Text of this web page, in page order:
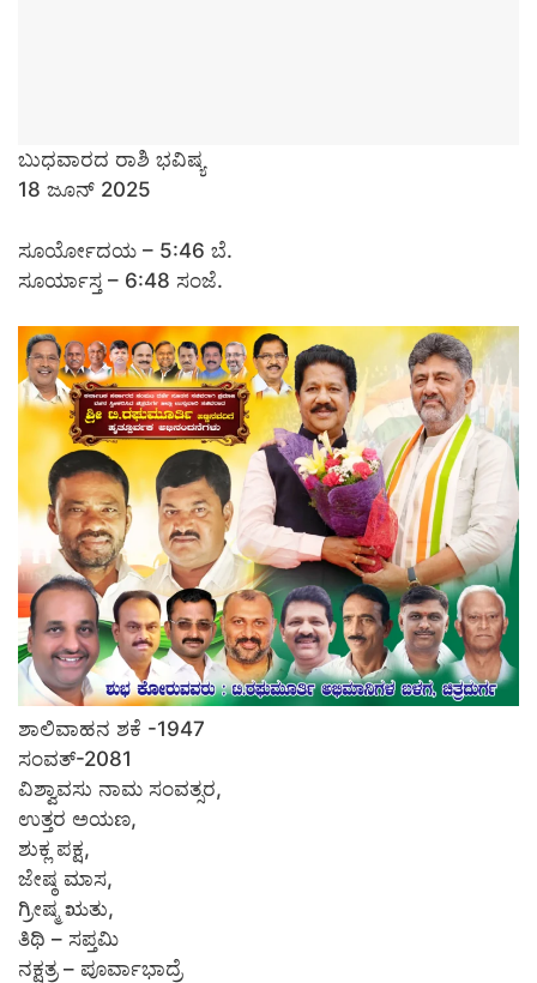
ಬುಧವಾರದ ರಾಶಿ ಭವಿಷ್ಯ
18 ಜೂನ್ 2025
ಸೂರ್ಯೋದಯ – 5:46 ಬೆ.
ಸೂರ್ಯಾಸ್ತ – 6:48 ಸಂಜೆ.
ಶಾಲಿವಾಹನ ಶಕೆ -1947
ಸಂವತ್-2081
ವಿಶ್ವಾವಸು ನಾಮ ಸಂವತ್ಸರ,
ಉತ್ತರ ಅಯಣ,
ಶುಕ್ಲ ಪಕ್ಷ,
ಜೇಷ್ಠ ಮಾಸ,
ಗ್ರೀಷ್ಮ ಋತು,
ತಿಥಿ – ಸಪ್ತಮಿ
ನಕ್ಷತ್ರ – ಪೂರ್ವಾಭಾದ್ರೆ